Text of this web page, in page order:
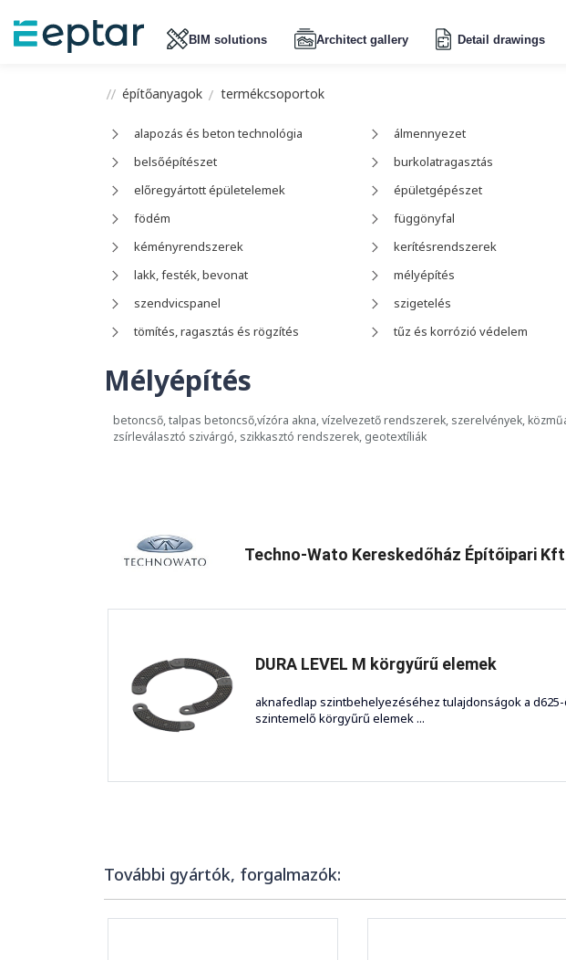
BIM solutions Architect gallery Detail drawings
építőanyagok termékcsoportok
alapozás és beton technológia
belsőépítészet
előregyártott épületelemek
födém
kéményrendszerek
lakk, festék, bevonat
szendvicspanel
tömítés, ragasztás és rögzítés
álmennyezet
burkolatragasztás
épületgépészet
függönyfal
kerítésrendszerek
mélyépítés
szigetelés
tűz és korrózió védelem
Mélyépítés
betoncső, talpas betoncső,vízóra akna, vízelvezető rendszerek, szerelvények,
zsírleválasztó szivárgó, szikkasztó rendszerek, geotextíliák
Techno-Wato Kereskedőház Építőipari
DURA LEVEL M körgyűrű elemek
aknafedlap szintbehelyezéséhez tulajdonságok a
szintemelő körgyűrű elemek ...
További gyártók, forgalmazók: